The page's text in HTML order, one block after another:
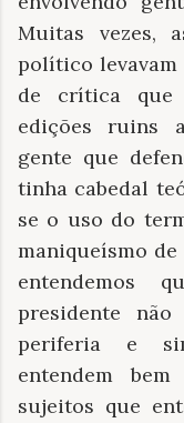
Muitas vezes,
político
de crítica que
edições ruins
gente que
tinha cabedal
se o uso do
maniqueísmo
entendemos
presidente
periferia e
entendem
sujeitos que